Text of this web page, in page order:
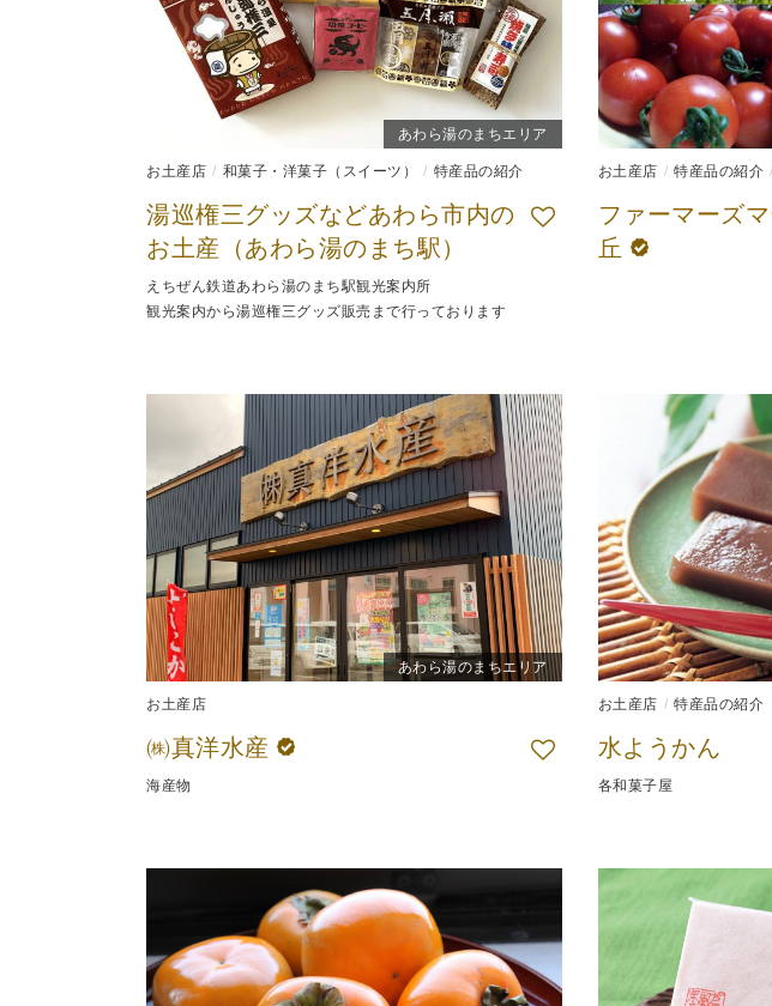
あわら湯のまちエリア
お土産店 和菓子・洋菓子（スイーツ） 特産品の紹介
湯巡権三グッズなどあわら市内の
お土産（あわら湯のまち駅）
えちぜん鉄道あわら湯のまち駅観光案内所
観光案内から湯巡権三グッズ販売まで行っております
お土産店 特産品の紹介
ファーマーズ
丘
あわら湯のまちエリア
お土産店
㈱真洋水産
海産物
お土産店 特産品の紹介
水ようかん
各和菓子屋